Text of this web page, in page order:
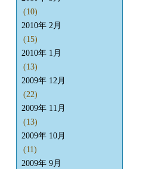
(10)
2010年 2月
(15)
2010年 1月
(13)
2009年 12月
(22)
2009年 11月
(13)
2009年 10月
(11)
2009年 9月